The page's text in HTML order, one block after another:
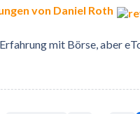
von Daniel Roth
mit Börse, aber